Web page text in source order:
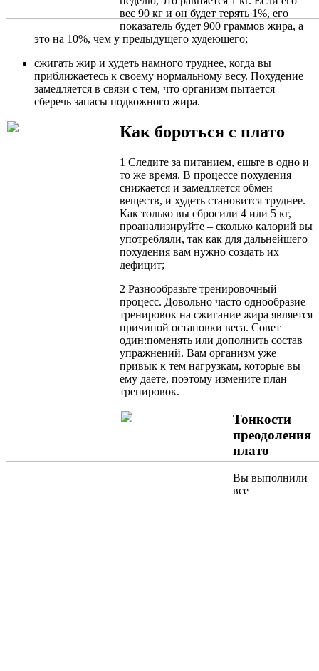
вес 90 кг и он будет терять 1%, его
показатель будет 900 граммов жира, а
это на 10%, чем у предыдущего худеющего;
сжигать жир и худеть намного труднее, когда вы
приближаетесь к своему нормальному весу. Похудение
замедляется в связи с тем, что организм пытается
сберечь запасы подкожного жира.
Как бороться с плато
1 Следите за питанием, ешьте в одно и
то же время. В процессе похудения
снижается и замедляется обмен
веществ, и худеть становится труднее.
Как только вы сбросили 4 или 5 кг,
проанализируйте – сколько калорий вы
употребляли, так как для дальнейшего
похудения вам нужно создать их
дефицит;
2 Разнообразьте тренировочный
процесс. Довольно часто однообразие
тренировок на сжигание жира является
причиной остановки веса. Совет
один:поменять или дополнить состав
упражнений. Вам организм уже
привык к тем нагрузкам, которые вы
ему даете, поэтому измените план
тренировок.
Тонкости
преодоления
плато
Вы выполнили
все